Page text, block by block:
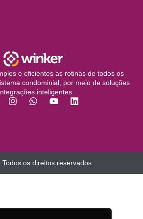
e eficientes as rotinas de todos os
condominial, por meio de soluções
inteligentes.
os direitos reservados.